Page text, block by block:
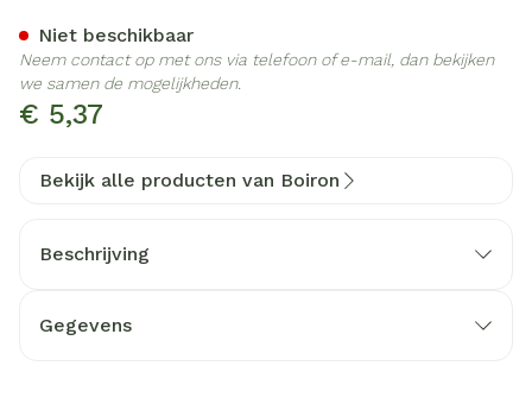
€ 5,37
Niet beschikbaar
Neem contact op met ons via telefoon of e-mail, dan bekijken
we samen de mogelijkheden.
Bekijk alle producten van Boiron
Beschrijving
Gegevens